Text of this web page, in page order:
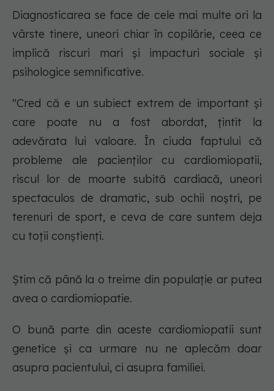
Diagnosticarea se face de cele mai multe ori la
vârste tinere, uneori chiar în copilărie, ceea ce
implică riscuri mari și impacturi sociale și
psihologice semnificative.
"Cred că e un subiect extrem de important și
care poate nu a fost abordat, țintit la
adevărata lui valoare. În ciuda faptului că
probleme ale pacienților cu cardiomiopatii,
riscul lor de moarte subită cardiacă, uneori
spectaculos de dramatic, sub ochii noștri, pe
terenuri de sport, e ceva de care suntem deja
cu toții conștienți.
Știm că până la o treime din populație ar putea
avea o cardiomiopatie.
O bună parte din aceste cardiomiopatii sunt
genetice și ca urmare nu ne aplecăm doar
asupra pacientului, ci asupra familiei.